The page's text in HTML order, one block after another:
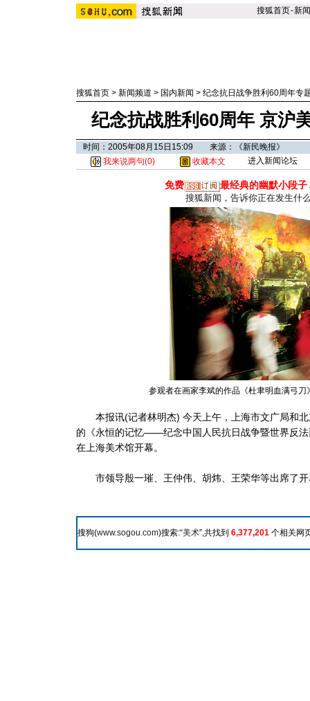
搜狐首页-新闻
搜狐首页 > 新闻频道 > 国内新闻 > 纪念抗日战争胜利60周年专
纪念抗战胜利60周年 京沪
时间：2005年08月15日15:09 来源：《新民晚报》
我来说两句(0) 收藏本文 进入新闻论坛
免费 最经典的幽默小段子
搜狐新闻，告诉你正在发生什
参观者在画家李斌的作品《杜聿明血满弓刀
本报讯(记者林明杰) 今天上午，上海市文广局和北
的《永恒的记忆——纪念中国人民抗日战争暨世界反
在上海美术馆开幕。
市领导殷一璀、王仲伟、胡炜、王荣华等出席了开
搜狗(www.sogou.com)搜索:“美术”,共找到 6,377,201 个相关网